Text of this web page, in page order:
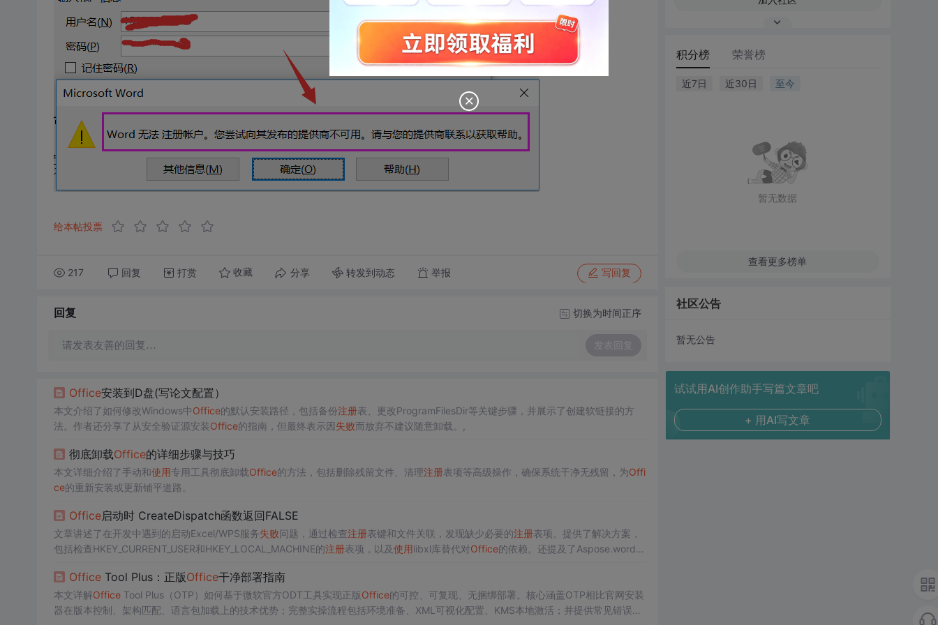
给本帖投票
217 回复 打赏 收藏 分享 转发到动态 举报 写回复
回复 切换为时间正序
请发表友善的回复… 发表回复
Office安装到D盘(写论文配置）
本文介绍了如何修改Windows中Office的默认安装路径，包括备份注册表、更改ProgramFilesDir等关键步骤，并展示了创建软链接的方
法。作者还分享了从安全验证源安装Office的指南，但最终表示因失败而放弃不建议随意卸载。,
彻底卸载Office的详细步骤与技巧
本文详细介绍了手动和使用专用工具彻底卸载Office的方法，包括删除残留文件、清理注册表项等高级操作，确保系统干净无残留，为Offi
ce的重新安装或更新铺平道路。
Office启动时 CreateDispatch函数返回FALSE
文章讲述了在开发中遇到的启动Excel/WPS服务失败问题，通过检查注册表键和文件关联，发现缺少必要的注册表项。提供了解决方案，
包括检查HKEY_CURRENT_USER和HKEY_LOCAL_MACHINE的注册表项，以及使用libxl库替代对Office的依赖。还提及了Aspose.word作
OfficeTool Plus：正版Office干净部署指南
本文详解OfficeTool Plus（OTP）如何基于微软官方ODT工具实现正版Office的可控、可复现、无捆绑部署。核心涵盖OTP相比官网安装
器在版本控制、架构匹配、语言包加载上的技术优势；完整实操流程包括环境准备、XML可视化配置、KMS本地激活；并提供常见错误
积分榜 荣誉榜
近7日 近30日 至今
暂无数据
查看更多榜单
社区公告
暂无公告
试试用AI创作助手写篇文章吧
+ 用AI写文章